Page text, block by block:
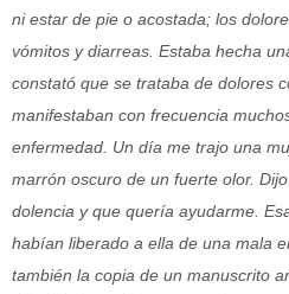
ni estar de pie o acostada; los
vómitos y diarreas. Estaba hecha
constató que se trataba de dolores
manifestaban con frecuencia
enfermedad. Un día me trajo una
marrón oscuro de un fuerte olor.
dolencia y que quería ayudarme.
habían liberado a ella de una mala
también la copia de un manuscrito